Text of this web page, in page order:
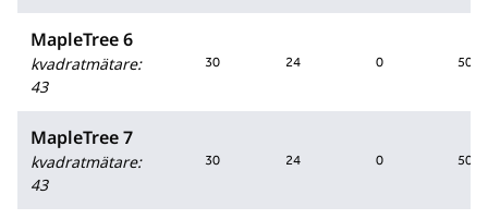
MapleTree 6
kvadratmätare:
43
30 24 0 50
MapleTree 7
kvadratmätare:
43
30 24 0 50